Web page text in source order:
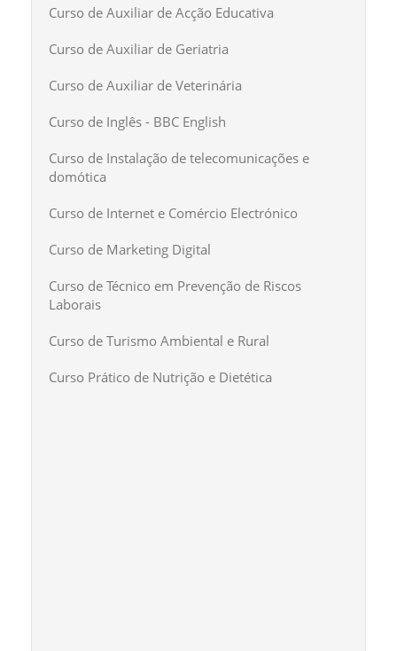
Curso de Auxiliar de Acção Educativa
Curso de Auxiliar de Geriatria
Curso de Auxiliar de Veterinária
Curso de Inglês - BBC English
Curso de Instalação de telecomunicações e
domótica
Curso de Internet e Comércio Electrónico
Curso de Marketing Digital
Curso de Técnico em Prevenção de Riscos
Laborais
Curso de Turismo Ambiental e Rural
Curso Prático de Nutrição e Dietética